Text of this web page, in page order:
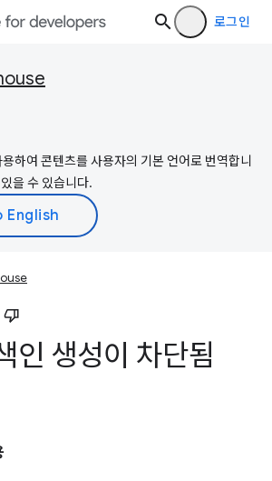
로그인
하여 콘텐츠를 사용자의 기본 언어로 번역합니
을 수 있습니다.
인 생성이 차단됨